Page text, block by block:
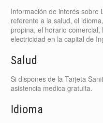
Información de interés sobre
referente a la salud, el
propina, el horario
electricidad en la capital de
Salud
Si dispones de la Tarjeta
asistencia medica gratuita.
Idioma